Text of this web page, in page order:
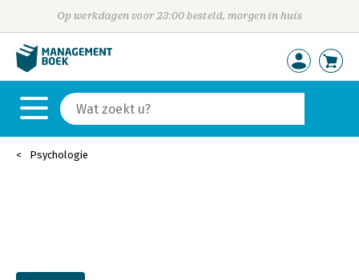
Op werkdagen voor 23:00 besteld, morgen in huis
Psychologie